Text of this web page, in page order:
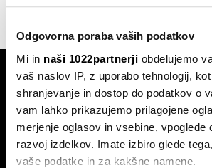
Odgovorna poraba vaših podatkov
Mi in naši 1022partnerji obdelujemo
vaš naslov IP, z uporabo tehnologij,
shranjevanje in dostop do podatkov o
vam lahko prikazujemo prilagojene
merjenje oglasov in vsebine, vpoglede
razvoj izdelkov. Imate izbiro glede
vaše podatke in za kakšne namene.